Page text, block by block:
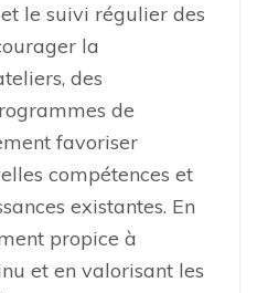
le suivi régulier des
la
des
de
favoriser
compétences et
existantes. En
propice à
et en valorisant les